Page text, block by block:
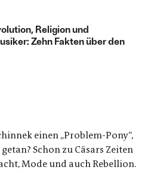
Religion und
Zehn Fakten über den
einen „Problem-Pony“,
Schon zu Cäsars Zeiten
Mode und auch Rebellion.